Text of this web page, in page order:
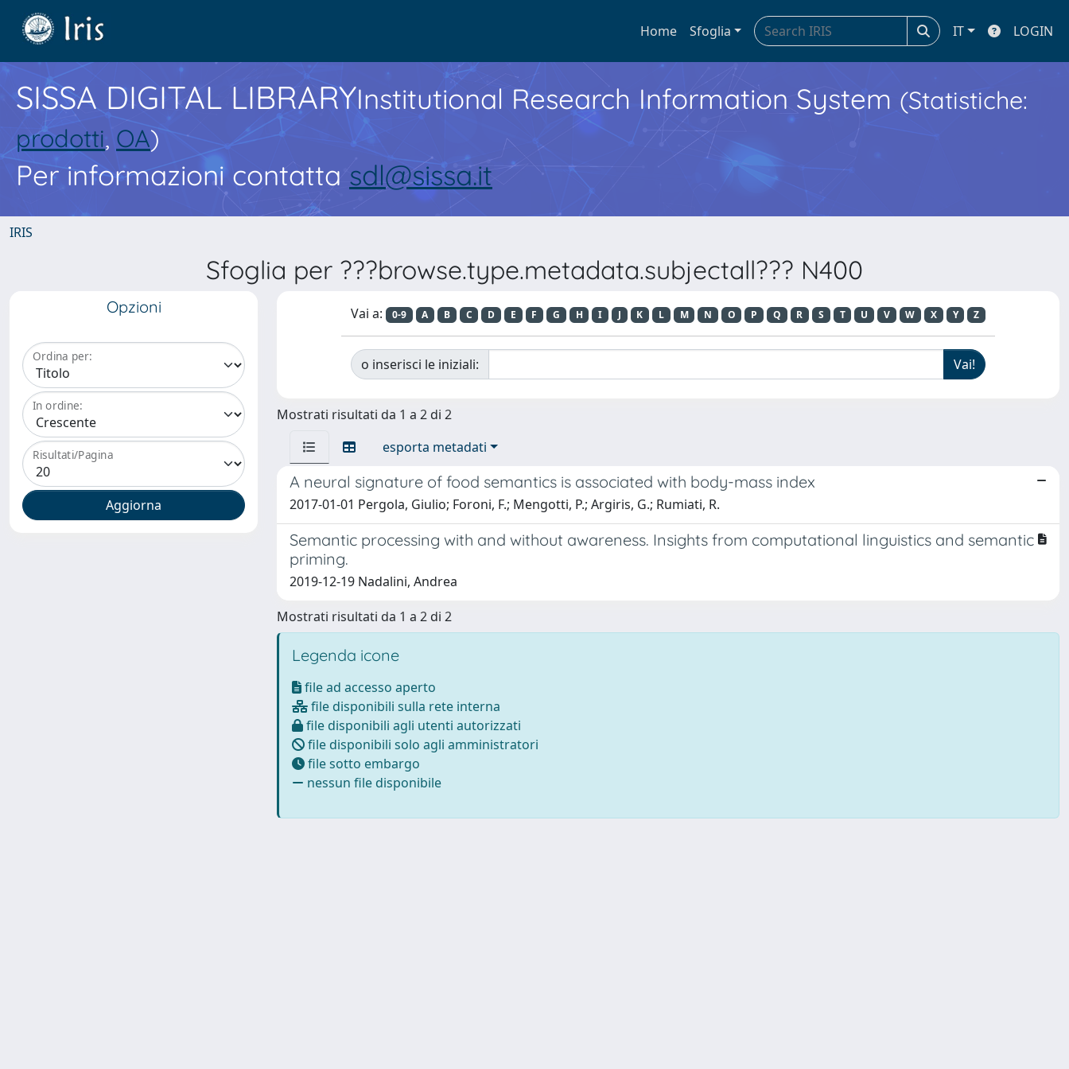
Home Sfoglia IT LOGIN
SISSA DIGITAL LIBRARYInstitutional Research Information System (Statistiche:
prodotti, OA)
Per informazioni contatta sdl@sissa.it
IRIS
Sfoglia per ???browse.type.metadata.subjectall??? N400
Opzioni
Ordina per:
In ordine:
Risultati/Pagina
Vai a: 0-9 A B C D E F G H I J K L M N O P Q R S T U V W X Y Z
o inserisci le iniziali:
Mostrati risultati da 1 a 2 di 2
esporta metadati
A neural signature of food semantics is associated with body-mass index
2017-01-01 Pergola, Giulio; Foroni, F.; Mengotti, P.; Argiris, G.; Rumiati, R.
Semantic processing with and without awareness. Insights from computational linguistics and semantic
priming.
2019-12-19 Nadalini, Andrea
Mostrati risultati da 1 a 2 di 2
Legenda icone
file ad accesso aperto
file disponibili sulla rete interna
file disponibili agli utenti autorizzati
file disponibili solo agli amministratori
file sotto embargo
nessun file disponibile